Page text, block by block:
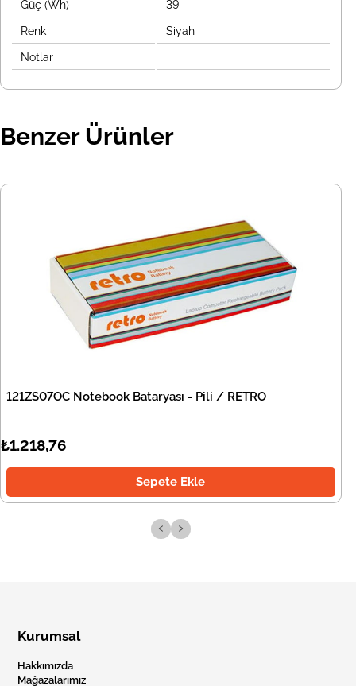
Güç (Wh) 39
Renk Siyah
Notlar
Benzer Ürünler
121ZS07OC Notebook Bataryası - Pili / RETRO
₺1.218,76
Sepete Ekle
‹ ›
Kurumsal
Hakkımızda
Mağazalarımız